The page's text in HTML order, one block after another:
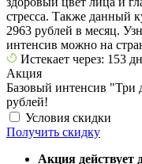
стресса. Также данный
2963 рублей в месяц.
интенсив можно на
Истекает через: 153
Акция
Базовый интенсив "Три
рублей!
Условия скидки
Получить скидку
Акция действует